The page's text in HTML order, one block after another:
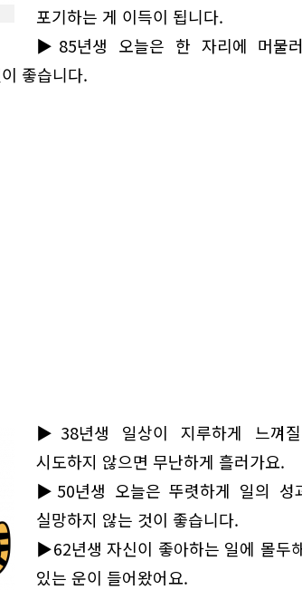
포기하는 게 이득이 됩니다.
▶85년생 오늘은 한 자리에 머물
좋습니다.
▶38년생 일상이 지루하게 느껴
시도하지 않으면 무난하게 흘러가요.
▶50년생 오늘은 뚜렷하게 일의 성
실망하지 않는 것이 좋습니다.
▶62년생 자신이 좋아하는 일에 몰두
있는 운이 들어왔어요.